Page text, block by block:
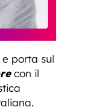
e porta sul
con il